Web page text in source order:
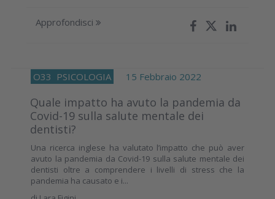
Approfondisci
O33 PSICOLOGIA 15 Febbraio 2022
Quale impatto ha avuto la pandemia da
Covid-19 sulla salute mentale dei
dentisti?
Una ricerca inglese ha valutato l’impatto che può aver
avuto la pandemia da Covid-19 sulla salute mentale dei
dentisti oltre a comprendere i livelli di stress che la
pandemia ha causato e i...